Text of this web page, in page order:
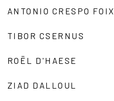
ANTONIO CRESPO FOIX
TIBOR CSERNUS
ROËL D'HAESE
ZIAD DALLOUL